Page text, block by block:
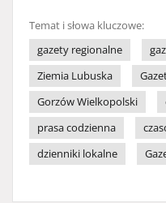
Temat i słowa kluczowe:
gazety regionalne
Ziemia Lubuska
Gorzów Wielkopolski
prasa codzienna
dzienniki lokalne